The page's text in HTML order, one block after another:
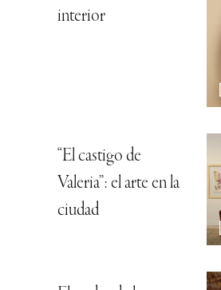
interior
“El castigo de
Valeria”: el arte en la
ciudad